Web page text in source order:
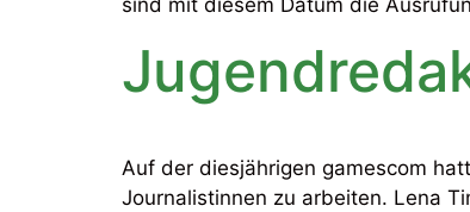
Auf der diesjährigen gamescom
Journalistinnen zu arbeiten. Lena